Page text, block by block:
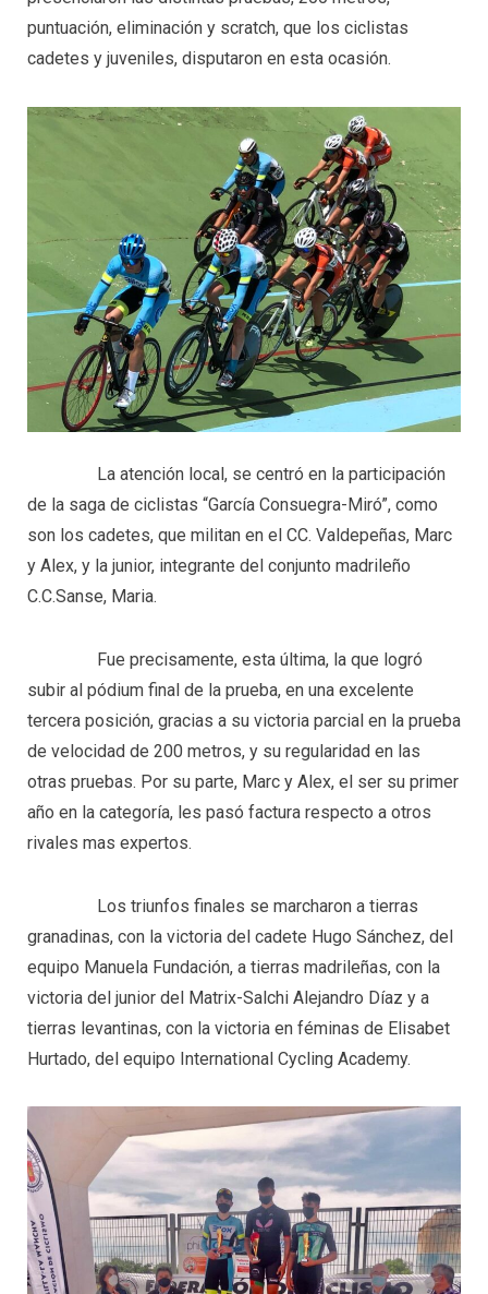
puntuación, eliminación y scratch, que los ciclistas
cadetes y juveniles, disputaron en esta ocasión.
La atención local, se centró en la participación
de la saga de ciclistas “García Consuegra-Miró”, como
son los cadetes, que militan en el CC. Valdepeñas, Marc
y Alex, y la junior, integrante del conjunto madrileño
C.C.Sanse, Maria.
Fue precisamente, esta última, la que logró
subir al pódium final de la prueba, en una excelente
tercera posición, gracias a su victoria parcial en la prueba
de velocidad de 200 metros, y su regularidad en las
otras pruebas. Por su parte, Marc y Alex, el ser su primer
año en la categoría, les pasó factura respecto a otros
rivales mas expertos.
Los triunfos finales se marcharon a tierras
granadinas, con la victoria del cadete Hugo Sánchez, del
equipo Manuela Fundación, a tierras madrileñas, con la
victoria del junior del Matrix-Salchi Alejandro Díaz y a
tierras levantinas, con la victoria en féminas de Elisabet
Hurtado, del equipo International Cycling Academy.